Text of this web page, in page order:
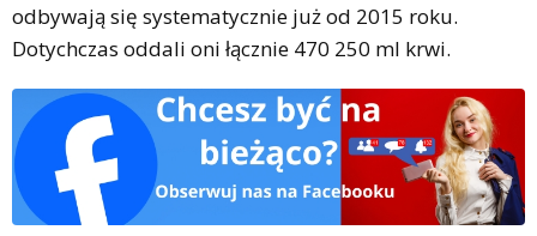
odbywają się systematycznie już od 2015 roku.
Dotychczas oddali oni łącznie 470 250 ml krwi.